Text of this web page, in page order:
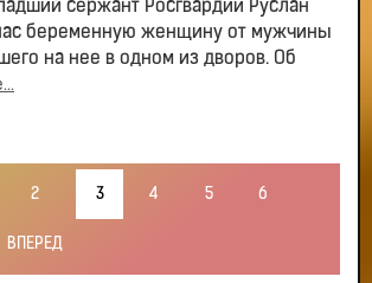
сержант Росгвардии Руслан
беременную женщину от мужчины
на нее в одном из дворов. Об
2 3 4 5 6
ВПЕРЕД